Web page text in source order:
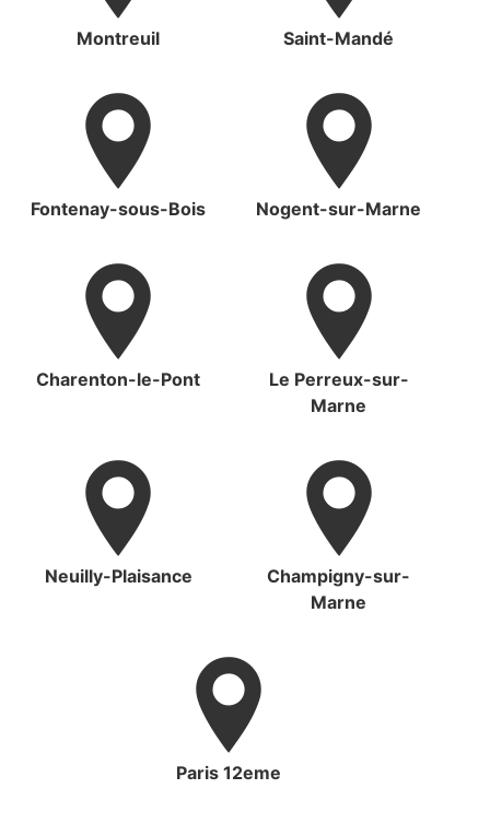
Montreuil Saint-Mandé
Fontenay-sous-Bois Nogent-sur-Marne
Charenton-le-Pont
Le Perreux-sur-
Marne
Neuilly-Plaisance
Champigny-sur-
Marne
Paris 12eme